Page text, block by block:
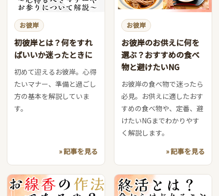
お彼岸
初彼岸とは？何をすれ
ばいいか迷ったときに
初めて迎えるお彼岸。心得
たいマナー、準備と過ごし
方の基本を解説していま
す。
» 記事を見る
お彼岸
お彼岸のお供えに何を
選ぶ？おすすめの食べ
物と避けたいNG
お彼岸の食べ物で迷ったら
必見。お供えに適したおす
すめの食べ物や、定番、避
けたいNGまでわかりやす
く解説します。
» 記事を見る